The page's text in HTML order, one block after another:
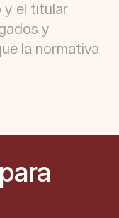
y el titular
y
la normativa